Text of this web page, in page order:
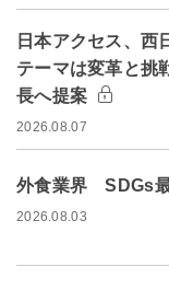
日本アクセス、
テーマは変革と
長へ提案
2026.08.07
外食業界 SDGs
2026.08.03